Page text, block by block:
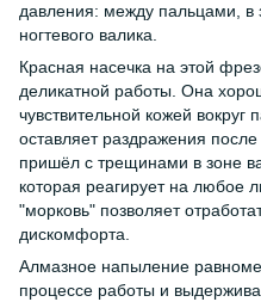
давления: между пальцами, в
ногтевого валика.
Красная насечка на этой
деликатной работы. Она
чувствительной кожей вокруг
оставляет раздражения
пришёл с трещинами в зоне
которая реагирует на любое
"морковь" позволяет
дискомфорта.
Алмазное напыление
процессе работы и